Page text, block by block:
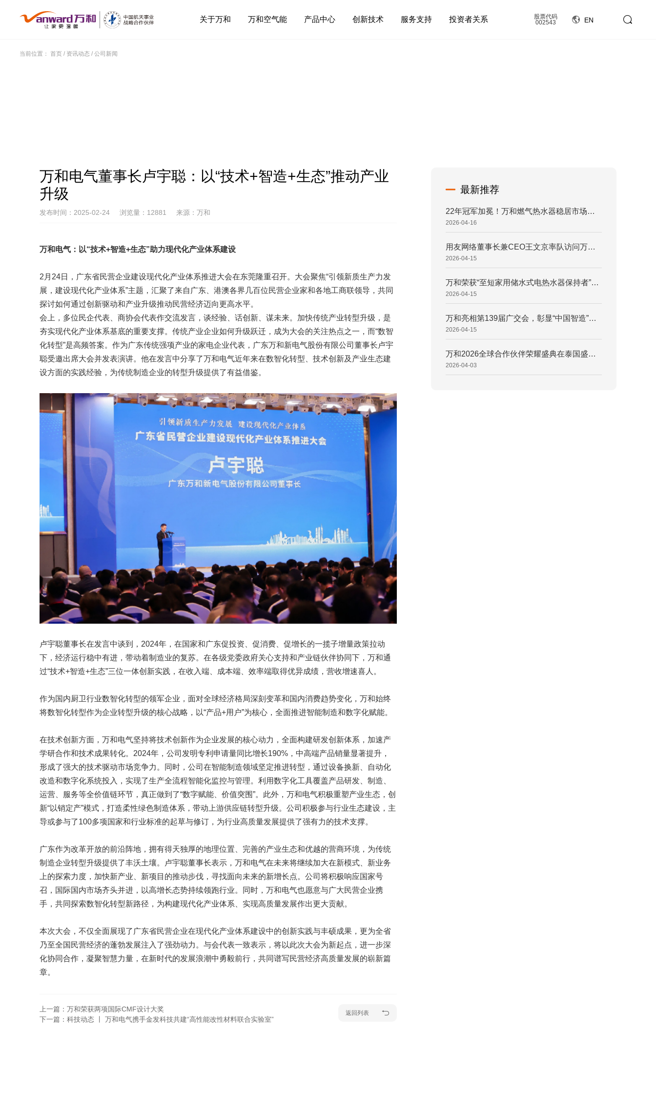
关于万和 万和空气能 产品中心 创新技术 服务支持 投资者关系
股票代码
002543
EN
当前位置：首页 / 资讯动态 /公司新闻
万和电气董事长卢宇聪：以“技术+智造+生态”推动产业
升级
发布时间：2025-02-24 浏览量：12881 来源：万和
万和电气：以“技术+智造+生态”助力现代化产业体系建设
2月24日，广东省民营企业建设现代化产业体系推进大会在东莞隆重召开。大会聚焦“引领新质生产力发
展，建设现代化产业体系”主题，汇聚了来自广东、港澳各界几百位民营企业家和各地工商联领导，共同
探讨如何通过创新驱动和产业升级推动民营经济迈向更高水平。
会上，多位民企代表、商协会代表作交流发言，谈经验、话创新、谋未来。加快传统产业转型升级，是
夯实现代化产业体系基底的重要支撑。传统产业企业如何升级跃迁，成为大会的关注热点之一，而“数智
化转型”是高频答案。作为广东传统强项产业的家电企业代表，广东万和新电气股份有限公司董事长卢宇
聪受邀出席大会并发表演讲。他在发言中分享了万和电气近年来在数智化转型、技术创新及产业生态建
设方面的实践经验，为传统制造企业的转型升级提供了有益借鉴。
卢宇聪董事长在发言中谈到， 2024年，在国家和广东促投资、促消费、促增长的一揽子增量政策拉动
下，经济运行稳中有进，带动着制造业的复苏。在各级党委政府关心支持和产业链伙伴协同下，万和通
过“技术+智造+生态”三位一体创新实践，在收入端、成本端、效率端取得优异成绩，营收增速喜人。
作为国内厨卫行业数智化转型的领军企业，面对全球经济格局深刻变革和国内消费趋势变化，万和始终
将数智化转型作为企业转型升级的核心战略，以“产品+用户”为核心，全面推进智能制造和数字化赋能。
在技术创新方面，万和电气坚持将技术创新作为企业发展的核心动力，全面构建研发创新体系，加速产
学研合作和技术成果转化。2024年，公司发明专利申请量同比增长190%，中高端产品销量显著提升，
形成了强大的技术驱动市场竞争力。同时，公司在智能制造领域坚定推进转型，通过设备换新、自动化
改造和数字化系统投入，实现了生产全流程智能化监控与管理。利用数字化工具覆盖产品研发、制造、
运营、服务等全价值链环节，真正做到了“数字赋能、价值突围”。此外，万和电气积极重塑产业生态，创
新“以销定产”模式，打造柔性绿色制造体系，带动上游供应链转型升级。公司积极参与行业生态建设，主
导或参与了100多项国家和行业标准的起草与修订，为行业高质量发展提供了强有力的技术支撑。
广东作为改革开放的前沿阵地，拥有得天独厚的地理位置、完善的产业生态和优越的营商环境，为传统
制造企业转型升级提供了丰沃土壤。卢宇聪董事长表示，万和电气在未来将继续加大在新模式、新业务
上的探索力度，加快新产业、新项目的推动步伐，寻找面向未来的新增长点。公司将积极响应国家号
召，国际国内市场齐头并进，以高增长态势持续领跑行业。同时，万和电气也愿意与广大民营企业携
手，共同探索数智化转型新路径，为构建现代化产业体系、实现高质量发展作出更大贡献。
本次大会，不仅全面展现了广东省民营企业在现代化产业体系建设中的创新实践与丰硕成果，更为全省
乃至全国民营经济的蓬勃发展注入了强劲动力。与会代表一致表示，将以此次大会为新起点，进一步深
化协同合作，凝聚智慧力量，在新时代的发展浪潮中勇毅前行，共同谱写民营经济高质量发展的崭新篇
章。
上一篇：万和荣获两项国际CMF设计大奖
下一篇：科技动态 丨 万和电气携手金发科技共建“高性能改性材料联合实验室”
返回列表
最新推荐
22年冠军加冕！万和燃气热水器稳居市场综合占有率榜首
2026-04-16
用友网络董事长兼CEO王文京率队访问万和，共筑家电业数智新标杆
2026-04-15
万和荣获“至短家用储水式电热水器保持者”权威认证，引领小体积热水器新潮流 万和电气获权威认证：60L双胆电热水器690mm机身定义“行业至短” 打破空间桎梏！万和电气“至短”电热水器重塑浴室空间新范式
2026-04-15
万和亮相第139届广交会，彰显“中国智造”硬核底气
2026-04-15
万和2026全球合作伙伴荣耀盛典在泰国盛大召开 擘画国际化发展新蓝图，万和2026全球合作伙伴荣耀盛典释放升维信号 同心致远，携手登峰！万和电气锚定“AI+全球化”双引擎
2026-04-03